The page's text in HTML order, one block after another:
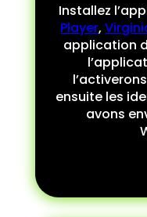
Installez
Player,
application
ensuite les
avons